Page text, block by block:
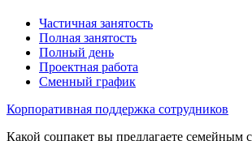
Частичная занятость
Полная занятость
Полный день
Проектная работа
Сменный график
Корпоративная поддержка сотрудников
Какой соцпакет вы предлагаете семейным